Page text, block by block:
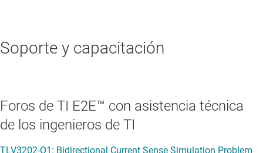
Soporte y capacitación
Foros de TI E2E™ con asistencia técnica
de los ingenieros de TI